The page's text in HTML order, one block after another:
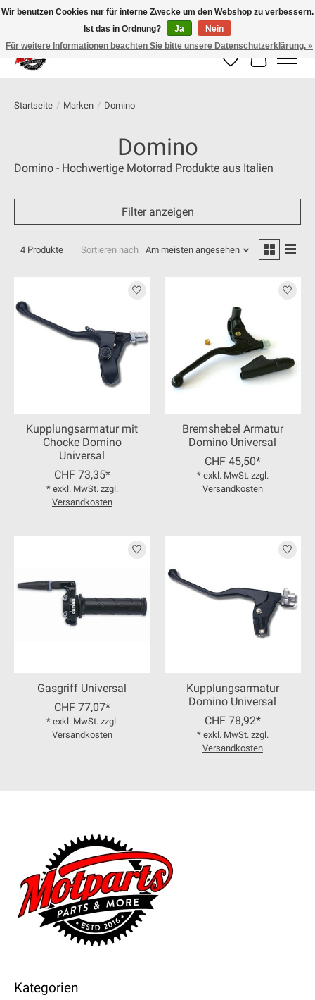
100% schweizer Onlineshop für Dein Motorrad
Wunschzettel
Ihr
Startseite / Marken / Domino
Domino
Domino - Hochwertige Motorrad Produkte aus Italien
Filter anzeigen
4 Produkte Sortieren nach Am meisten angesehen
Kupplungsarmatur mit
Chocke Domino
Universal
CHF 73,35*
* exkl. MwSt. zzgl.
Versandkosten
Bremshebel Armatur
Domino Universal
CHF 45,50*
* exkl. MwSt. zzgl.
Versandkosten
Gasgriff Universal
CHF 77,07*
* exkl. MwSt. zzgl.
Versandkosten
Kupplungsarmatur
Domino Universal
CHF 78,92*
* exkl. MwSt. zzgl.
Versandkosten
Kategorien
Wir benutzen Cookies nur für interne Zwecke um den Webshop zu verbessern.
Ist das in Ordnung?
Ja
Nein
Für weitere Informationen beachten Sie bitte unsere Datenschutzerklärung. »